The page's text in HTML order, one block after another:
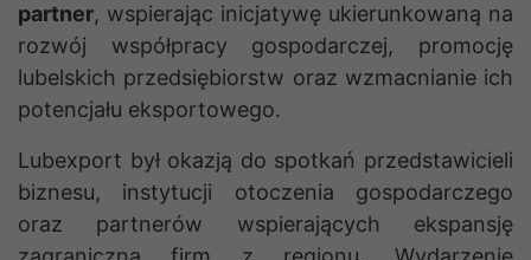
partner, wspierając inicjatywę ukierunkowaną na
rozwój współpracy gospodarczej, promocję
lubelskich przedsiębiorstw oraz wzmacnianie ich
potencjału eksportowego.
Lubexport był okazją do spotkań przedstawicieli
biznesu, instytucji otoczenia gospodarczego
oraz partnerów wspierających ekspansję